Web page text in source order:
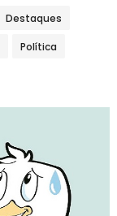
Destaques
Política